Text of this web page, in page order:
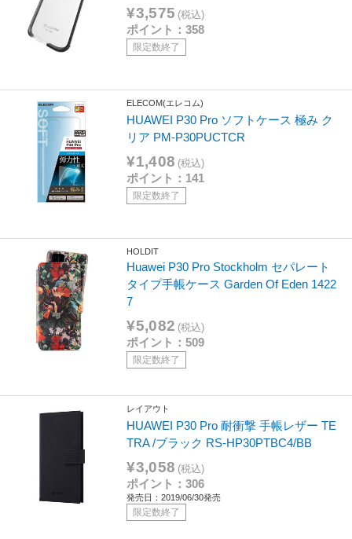
¥3,575 (税込)
ポイント：358
限定数終了
ELECOM(エレコム)
HUAWEI P30 Pro ソフトケース 極み ク
リア PM-P30PUCTCR
¥1,408 (税込)
ポイント：141
限定数終了
HOLDIT
Huawei P30 Pro Stockholm セパレート
タイプ手帳ケース Garden Of Eden 1422
7
¥5,082 (税込)
ポイント：509
限定数終了
レイアウト
HUAWEI P30 Pro 耐衝撃 手帳レザー TE
TRA /ブラック RS-HP30PTBC4/BB
¥3,058 (税込)
ポイント：306
発売日：2019/06/30発売
限定数終了